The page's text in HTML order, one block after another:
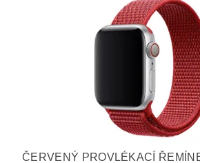
ČERVENÝ PROVLÉKACÍ